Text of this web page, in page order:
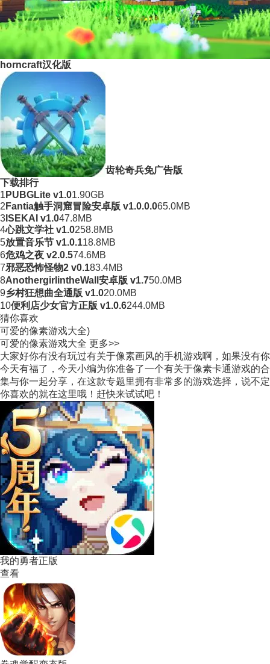
horncraft汉化版
齿轮奇兵免广告版
下载排行
1 PUBGLite v1.01.90GB
2 Fantia触手洞窟冒险安卓版 v1.0.0.065.0MB
3 ISEKAI v1.047.8MB
4心跳文学社 v1.0258.8MB
5放置音乐节 v1.0.118.8MB
6危鸡之夜 v2.0.574.6MB
7邪恶恐怖怪物2 v0.183.4MB
8AnothergirlintheWall安卓版 v1.750.0MB
9乡村狂想曲全通版 v1.020.0MB
10便利店少女官方正版 v1.0.6244.0MB
猜你喜欢
可爱的像素游戏大全)
可爱的像素游戏大全 更多>>
大家好你有没有玩过有关于像素画风的手机游戏啊，如果没有你
今天有福了，今天小编为你准备了一个有关于像素卡通游戏的合
集与你一起分享，在这款专题里拥有非常多的游戏选择，说不定
你喜欢的就在这里哦！赶快来试试吧！
我的勇者正版
查看